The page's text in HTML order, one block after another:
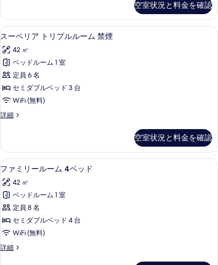
ー
ム
禁
煙
の
す
べ
て
の
を
表
示
す
る
ア
ツ
イ
ル
ー
ム
禁
煙
の
詳
細
空室状況と料金を確認
ス
ー
ペ
リ
ア
ト
プ
ル
ー
ム
禁
煙
の
す
べ
て
スーペリア トリプルルーム 禁煙 |
12
スーペリア トリプルルーム 禁煙
42 ㎡
ベッドルーム 1 室
定員 6 名
セミダブルベッド 3 台
WiFi (無料)
詳細
ス
ア
ト
リ
ル
ル
ー
ム
禁
煙
の
詳
空室状況と料金を確認
フ
ァ
ミ
リ
ー
ル
ム
ファミリールーム 4ベッド | セーフ
10
ファミリールーム 4ベッド
42 ㎡
ベッドルーム 1 室
定員 8 名
セミダブルベッド 4 台
WiFi (無料)
詳細
フ